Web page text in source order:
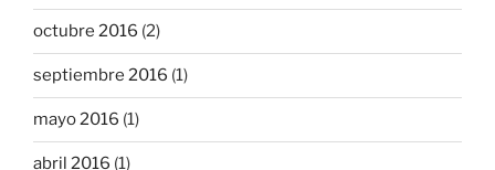
octubre 2016 (2)
septiembre 2016 (1)
mayo 2016 (1)
abril 2016 (1)